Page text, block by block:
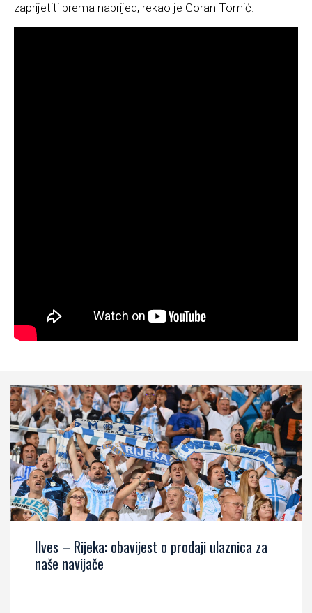
zaprijetiti prema naprijed, rekao je Goran Tomić.
Ilves – Rijeka: obavijest o prodaji ulaznica za
naše navijače